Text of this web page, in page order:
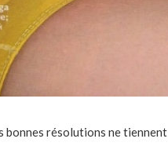
bonnes résolutions ne